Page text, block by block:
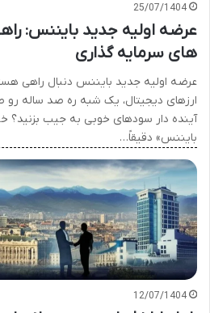
25/07/1404
عرضه اولیه جدید بایننس:
های سرمایه گذاری
عرضه اولیه جدید بایننس دنبال راهی
ارزهای دیجیتال، یک شبه ره صد ساله رو
آینده دار سودهای خوبی به جیب بزنید؟
بایننس» دقیقاً…
12/07/1404